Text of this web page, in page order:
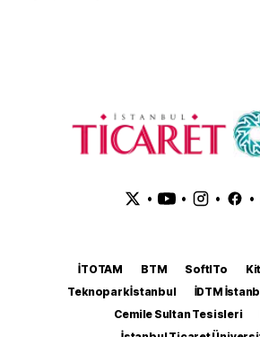
• • • •
İTOTAM BTM SoftITo
Teknopark İstanbul
İDTM
Cemile Sultan Tesisleri